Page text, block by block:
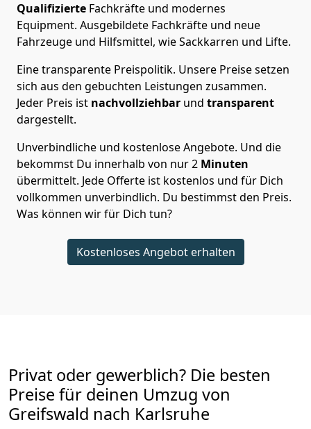
Qualifizierte Fachkräfte und modernes
Equipment. Ausgebildete Fachkräfte und neue
Fahrzeuge und Hilfsmittel, wie Sackkarren und Lifte.
Eine transparente Preispolitik. Unsere Preise setzen
sich aus den gebuchten Leistungen zusammen.
Jeder Preis ist nachvollziehbar und transparent
dargestellt.
Unverbindliche und kostenlose Angebote. Und die
bekommst Du innerhalb von nur2 Minuten
übermittelt. Jede Offerte ist kostenlos und für Dich
vollkommen unverbindlich. Du bestimmst den Preis.
Was können wir für Dich tun?
Kostenloses Angebot erhalten
Privat oder gewerblich? Die besten
Preise für deinen Umzug von
Greifswald nach Karlsruhe